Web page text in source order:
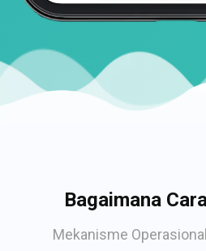
Bagaimana
Mekanisme